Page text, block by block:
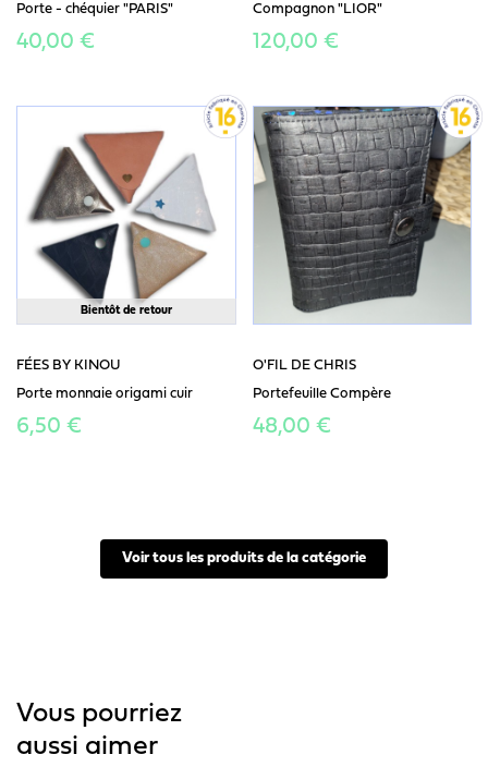
Porte - chéquier "PARIS"
40,00 €
Compagnon "LIOR"
120,00 €
Bientôt de retour
FÉES BY KINOU
Porte monnaie origami cuir
6,50 €
O'FIL DE CHRIS
Portefeuille Compère
48,00 €
Voir tous les produits de la catégorie
Vous pourriez
aussi aimer